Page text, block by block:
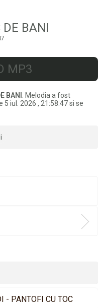
DE BANI
MP3
BANI
. Melodia a fost
iul. 2026 , 21:58:47 si se
- PANTOFI CU TOC